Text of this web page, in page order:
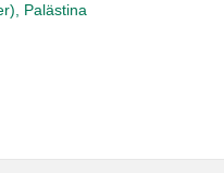
Palästina